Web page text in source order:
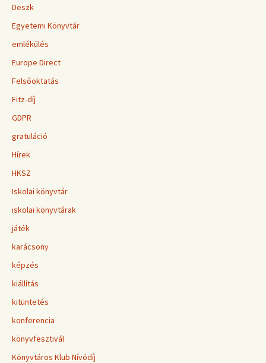
Deszk
Egyetemi Könyvtár
emlékülés
Europe Direct
Felsőoktatás
Fitz-díj
GDPR
gratuláció
Hírek
HKSZ
Iskolai könyvtár
iskolai könyvtárak
játék
karácsony
képzés
kiállítás
kitüntetés
konferencia
könyvfesztivál
Könyvtáros Klub Nívódíj